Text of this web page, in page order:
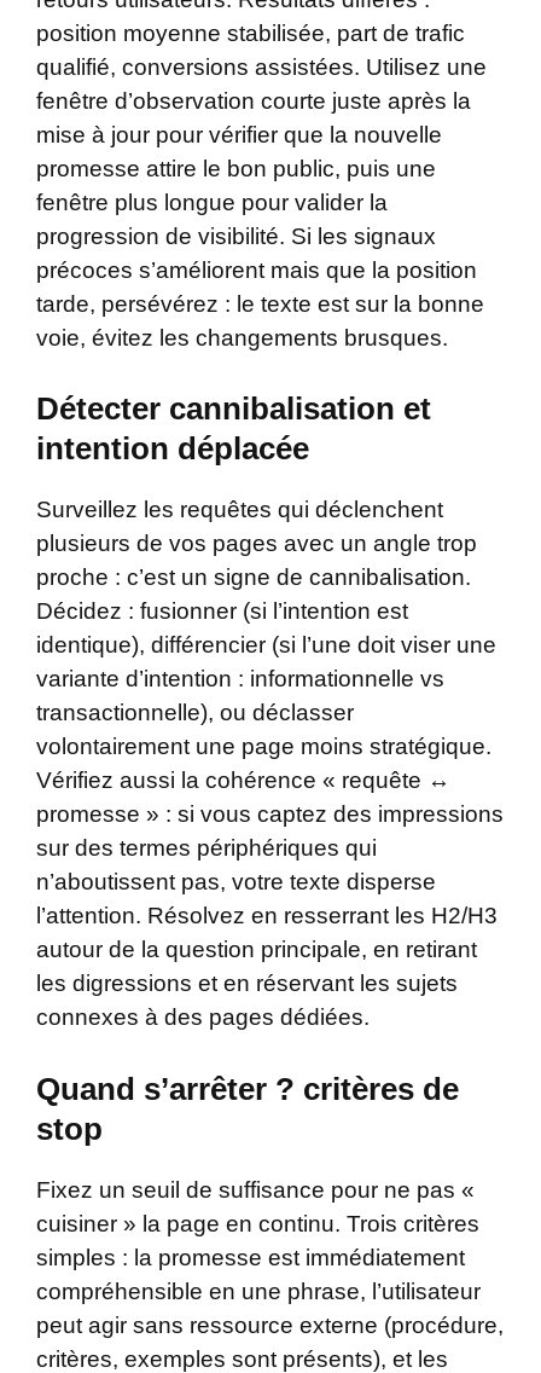
position moyenne stabilisée, part de trafic
qualifié, conversions assistées. Utilisez une
fenêtre d’observation courte juste après la
mise à jour pour vérifier que la nouvelle
promesse attire le bon public, puis une
fenêtre plus longue pour valider la
progression de visibilité. Si les signaux
précoces s’améliorent mais que la position
tarde, persévérez : le texte est sur la bonne
voie, évitez les changements brusques.
Détecter cannibalisation et
intention déplacée
Surveillez les requêtes qui déclenchent
plusieurs de vos pages avec un angle trop
proche : c’est un signe de cannibalisation.
Décidez : fusionner (si l’intention est
identique), différencier (si l’une doit viser une
variante d’intention : informationnelle vs
transactionnelle), ou déclasser
volontairement une page moins stratégique.
Vérifiez aussi la cohérence « requête ↔
promesse » : si vous captez des impressions
sur des termes périphériques qui
n’aboutissent pas, votre texte disperse
l’attention. Résolvez en resserrant les H2/H3
autour de la question principale, en retirant
les digressions et en réservant les sujets
connexes à des pages dédiées.
Quand s’arrêter ? critères de
stop
Fixez un seuil de suffisance pour ne pas «
cuisiner » la page en continu. Trois critères
simples : la promesse est immédiatement
compréhensible en une phrase, l’utilisateur
peut agir sans ressource externe (procédure,
critères, exemples sont présents), et les